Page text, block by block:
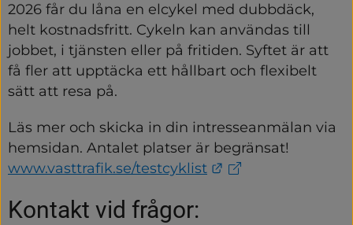
2026 får du låna en elcykel med dubbdäck,
helt kostnadsfritt. Cykeln kan användas till
jobbet, i tjänsten eller på fritiden. Syftet är att
få fler att upptäcka ett hållbart och flexibelt
sätt att resa på.
Läs mer och skicka in din intresseanmälan via
hemsidan. Antalet platser är begränsat!
www.vasttrafik.se/testcyklist
Länk till annan
Kontakt vid frågor: